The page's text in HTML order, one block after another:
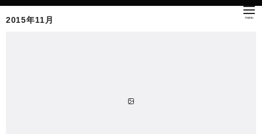
2015年11月